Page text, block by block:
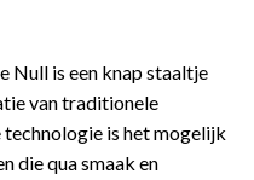
Null is een knap staaltje
van traditionele
is het mogelijk
die qua smaak en